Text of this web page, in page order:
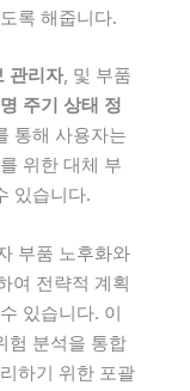
록 해줍니다.
관리자, 및 부품
주기 상태 정
통해 사용자는
위한 대체 부
있습니다.
부품 노후화와
여 전략적 계획
있습니다. 이
험 분석을 통합
하기 위한 포괄